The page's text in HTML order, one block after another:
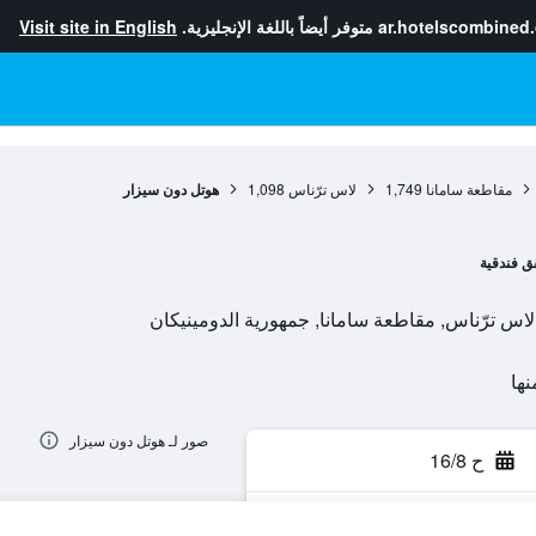
متوفر أيضاً باللغة الإنجليزية. Visit site in English
مقاطعة سامانا 1,749 لاس ترّناس 1,098 هوتل دون سيزار
فندقية
ح 16/8
صور لـ هوتل دون سيزار